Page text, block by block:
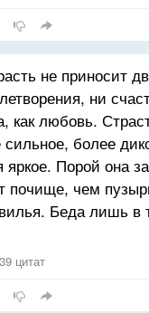
Парень уже какой
устроил не
ещё один
демонскую кровь.
брат не желал
Подлечите
по всей стране
не приносит
ни
как любовь.
более
Порой она
почище, чем
Беда лишь в
то из двоих
песок да зола...
цитат